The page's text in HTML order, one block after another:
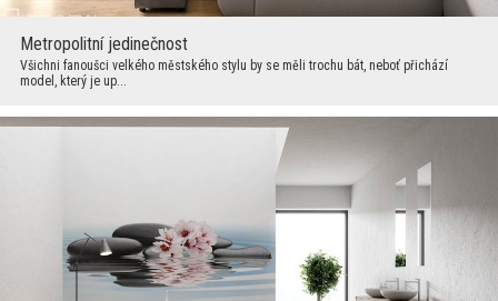
Metropolitní jedinečnost
Všichni fanoušci velkého městského stylu by se měli trochu bát, neboť přichází
model, který je up...